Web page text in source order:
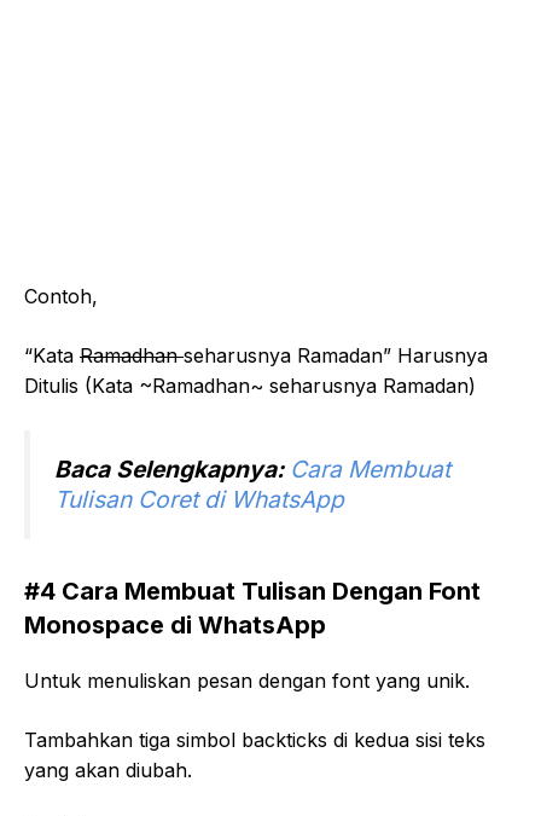
Contoh,
“Kata Ramadhanseharusnya Ramadan” Harusnya
Ditulis (Kata ~Ramadhan~ seharusnya Ramadan)
Baca Selengkapnya: Cara Membuat
Tulisan Coret di WhatsApp
#4 Cara Membuat Tulisan Dengan Font
Monospace di WhatsApp
Untuk menuliskan pesan dengan font yang unik.
Tambahkan tiga simbol backticks di kedua sisi teks
yang akan diubah.